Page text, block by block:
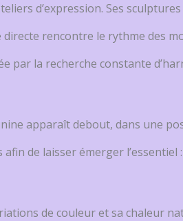
d’expression. Ses
rencontre le rythme des
par la recherche constante
apparaît debout, dans une
de laisser émerger l’essentiel :
de couleur et sa chaleur